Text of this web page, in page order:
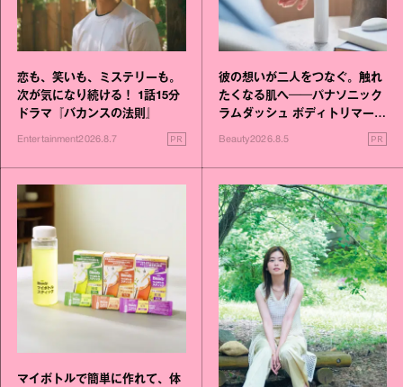
恋も、笑いも、ミステリーも。
次が気になり続ける！ 1話15分
ドラマ『バカンスの法則』
Entertainment2026.8.7 PR
彼の想いが二人をつなぐ。触れ
たくなる肌へ──パナソニック
ラムダッシュ ボディトリマーが
Beauty2026.8.5 PR
マイボトルで簡単に作れて、体